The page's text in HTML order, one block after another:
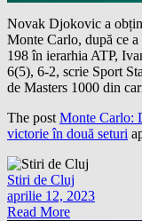
Novak Djokovic a
Monte Carlo, după ce
198 în ierarhia ATP,
6(5), 6-2, scrie Sport
de Masters 1000 din
The post Monte Carlo:
victorie în două seturi
Stiri de Cluj
aprilie 12, 2023
Read More